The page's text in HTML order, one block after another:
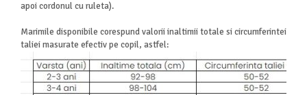
apoi cordonul cu ruleta).
Marimile disponibile corespund valorii inaltimii totale si circumferintei
taliei masurate efectiv pe copil, astfel: